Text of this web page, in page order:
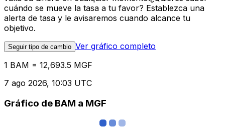
cuándo se mueve la tasa a tu favor? Establezca una
alerta de tasa y le avisaremos cuando alcance tu
objetivo.
Seguir tipo de cambio Ver gráfico completo
1 BAM = 12,693.5 MGF
7 ago 2026, 10:03 UTC
Gráfico de BAM a MGF